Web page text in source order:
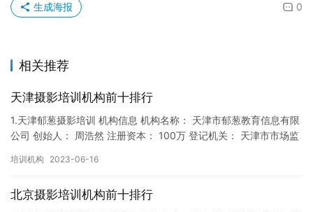
0
生成海报
相关推荐
天津摄影培训机构前十排行
1.天津郁葱摄影培训 机构信息 机构名称： 天津市郁葱教育信息有限
公司 创始人： 周浩然 注册资本： 100万 登记机关： 天津市市场监
培训机构 2023-06-16
北京摄影培训机构前十排行